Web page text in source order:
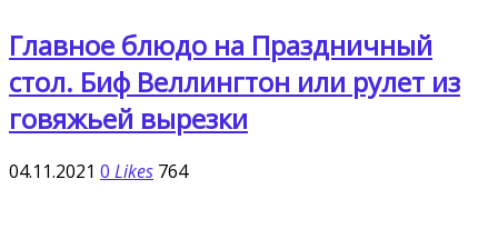
Главное блюдо на Праздничный
стол. Биф Веллингтон или рулет из
говяжьей вырезки
04.11.2021 0 Likes 764